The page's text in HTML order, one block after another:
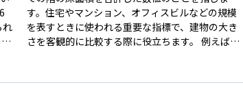
れ
す。住宅やマンション、オフィスビルなどの規模
を表すときに使われる重要な指標で、建物の大き
さを客観的に比較する際に役立ちます。 例えば、
資産運用の観点では、不動産投資において賃料や